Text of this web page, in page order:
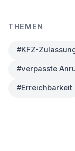
THEMEN
#KFZ-
#verpasste
#Erreichbarkeit